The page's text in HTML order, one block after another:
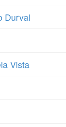
Durval
Vista